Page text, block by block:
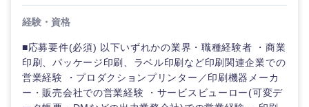
中国・四国地方
鳥取県 島根県
岡山県 広島県
経験・資格
■応募要件(必須) 以下いずれかの業界・職種経験者 ・商業
印刷、パッケージ印刷、ラベル印刷など印刷関連企業での
営業経験 ・プロダクションプリンター／印刷機器メーカ
ー・販売会社での営業経験 ・サービスビューロー(可変デ